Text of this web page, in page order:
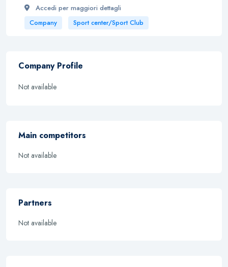
Accedi per maggiori dettagli
Company Sport center/Sport Club
Company Profile
Not available
Main competitors
Not available
Partners
Not available